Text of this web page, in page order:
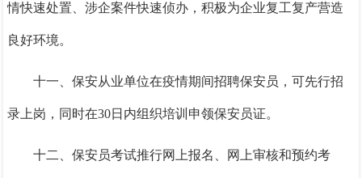
情快速处置、涉企案件快速侦办，积极为企业复工复产营造
良好环境。
十一、保安从业单位在疫情期间招聘保安员，可先行招
录上岗，同时在30日内组织培训申领保安员证。
十二、保安员考试推行网上报名、网上审核和预约考